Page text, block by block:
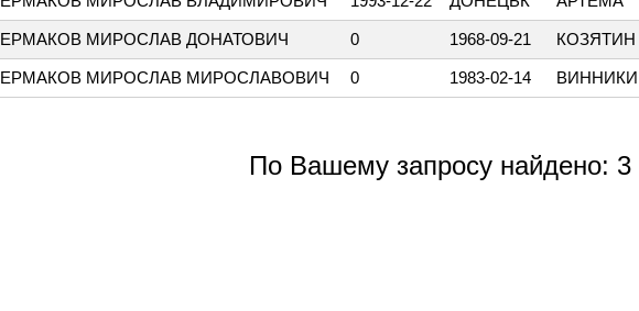
ЕРМАКОВ МИРОСЛАВ ДОНАТОВИЧ 0 1968-09-21 КОЗЯТИН
ЕРМАКОВ МИРОСЛАВ МИРОСЛАВОВИЧ 0 1983-02-14 ВИННИКИ
По Вашему запросу найдено: 3